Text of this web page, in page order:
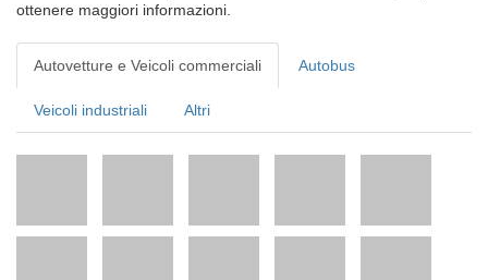
ottenere maggiori informazioni.
Autovetture e Veicoli commerciali Autobus
Veicoli industriali Altri